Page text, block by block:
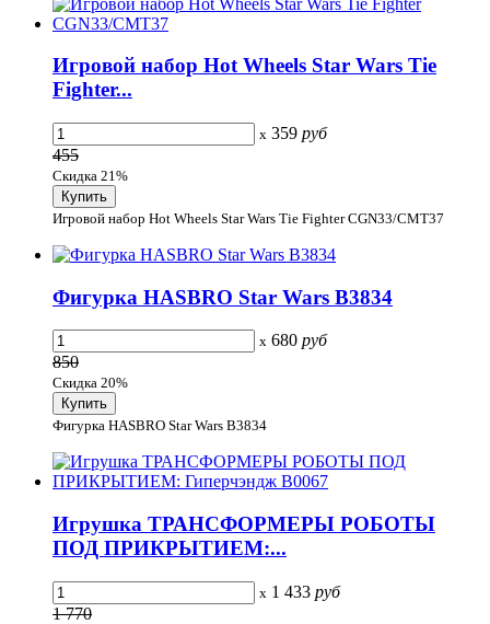
Игровой набор Hot Wheels Star Wars Tie
Fighter...
x 359 руб
455
Скидка 21%
Игровой набор Hot Wheels Star Wars Tie Fighter CGN33/CMT37
Фигурка HASBRO Star Wars B3834
x 680 руб
850
Скидка 20%
Фигурка HASBRO Star Wars B3834
Игрушка ТРАНСФОРМЕРЫ РОБОТЫ
ПОД ПРИКРЫТИЕМ:...
x 1 433 руб
1 770